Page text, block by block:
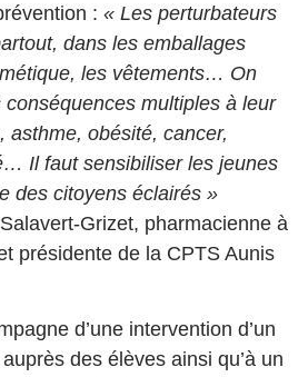
: « Les perturbateurs
dans les emballages
les vêtements… On
multiples à leur
asthme, obésité, cancer,
Il faut sensibiliser les jeunes
des citoyens éclairés »
Grizet, pharmacienne à
présidente de la CPTS Aunis
d’une intervention d’un
des élèves ainsi qu’à un